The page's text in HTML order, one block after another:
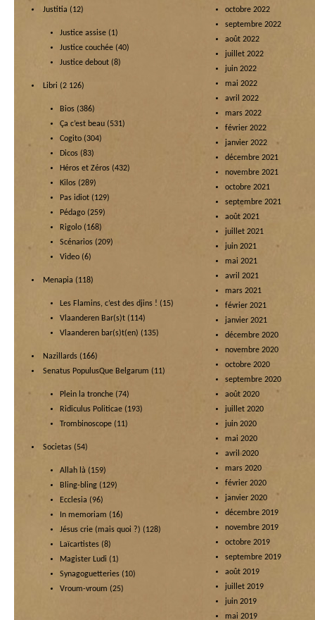
Justitia (12)
Justice assise (1)
Justice couchée (40)
Justice debout (8)
Libri (2 126)
Bios (386)
Ça c’est beau (531)
Cogito (304)
Dicos (83)
Héros et Zéros (432)
Kilos (289)
Pas idiot (129)
Pédago (259)
Rigolo (168)
Scénarios (209)
Video (6)
Menapia (118)
Les Flamins, c’est des djins ! (15)
Vlaanderen Bar(s)t (114)
Vlaanderen bar(s)t(en) (135)
Nazillards (166)
Senatus PopulusQue Belgarum (11)
Plein la tronche (74)
Ridiculus Politicae (193)
Trombinoscope (11)
Societas (54)
Allah là (159)
Bling-bling (129)
Ecclesia (96)
In memoriam (16)
Jésus crie (mais quoi ?) (128)
Laïcartistes (8)
Magister Ludi (1)
Synagoguetteries (10)
Vroum-vroum (25)
octobre 2022
septembre 2022
août 2022
juillet 2022
juin 2022
mai 2022
avril 2022
mars 2022
février 2022
janvier 2022
décembre 2021
novembre 2021
octobre 2021
septembre 2021
août 2021
juillet 2021
juin 2021
mai 2021
avril 2021
mars 2021
février 2021
janvier 2021
décembre 2020
novembre 2020
octobre 2020
septembre 2020
août 2020
juillet 2020
juin 2020
mai 2020
avril 2020
mars 2020
février 2020
janvier 2020
décembre 2019
novembre 2019
octobre 2019
septembre 2019
août 2019
juillet 2019
juin 2019
mai 2019